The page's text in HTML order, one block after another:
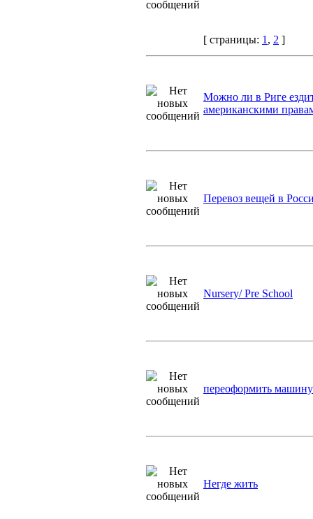
[ страницы: 1 , 2 ]
Можно ли в Риге
американскими
Перевоз вещей в
Nursery/ Pre School
переоформить
Негде жить